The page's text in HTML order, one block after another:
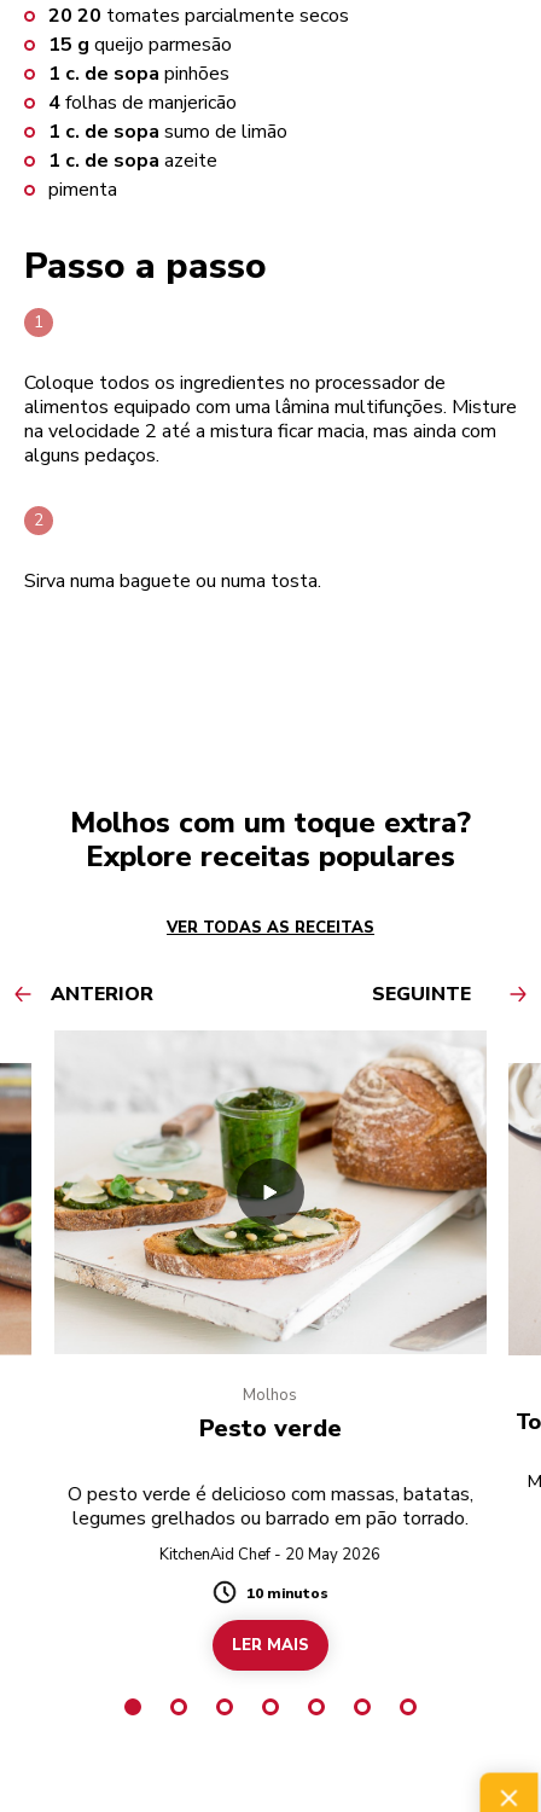
20 20 tomates parcialmente secos
15 g queijo parmesão
1 c. de sopa pinhões
4folhas de manjericão
1 c. de sopa sumo de limão
1 c. de sopa azeite
pimenta
Passo a passo
Coloque todos os ingredientes no processador de
alimentos equipado com uma lâmina multifunções. Misture
na velocidade 2 até a mistura ficar macia, mas ainda com
alguns pedaços.
Sirva numa baguete ou numa tosta.
Molhos com um toque extra?
Explore receitas populares
VER TODAS AS RECEITAS
ANTERIOR SEGUINTE
Molhos
Pesto verde
O pesto verde é delicioso com massas, batatas,
legumes grelhados ou barrado em pão torrado.
KitchenAid Chef - 20 May 2026
Duration
10 minutos
LER MAIS